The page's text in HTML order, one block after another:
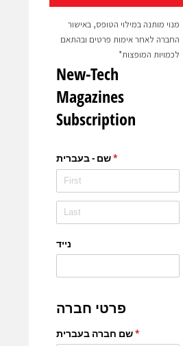
מנוי מותנה במילוי הטופס, באישור
החברה לאחר אימות פרטים ובהתאם
לכמויות המופצות*